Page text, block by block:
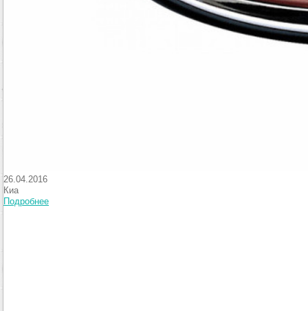
26.04.2016
Киа
Подробнее